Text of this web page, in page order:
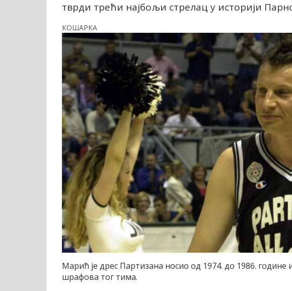
тврди трећи најбољи стрелац у историји
КОШАРКА
Марић је дрес Партизана носио од 1974. до 1986. године
шрафова тог тима.